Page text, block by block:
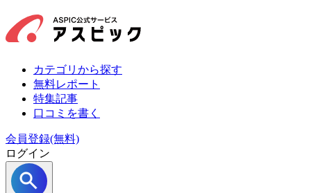
カテゴリから探す
無料レポート
特集記事
口コミを書く
会員登録(無料)
ログイン